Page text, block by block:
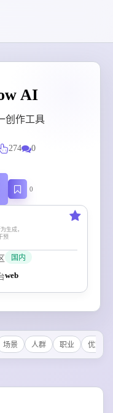
AI
创作工具
274 0
0
生成，
预
国内
web
场景 人群 职业 优势